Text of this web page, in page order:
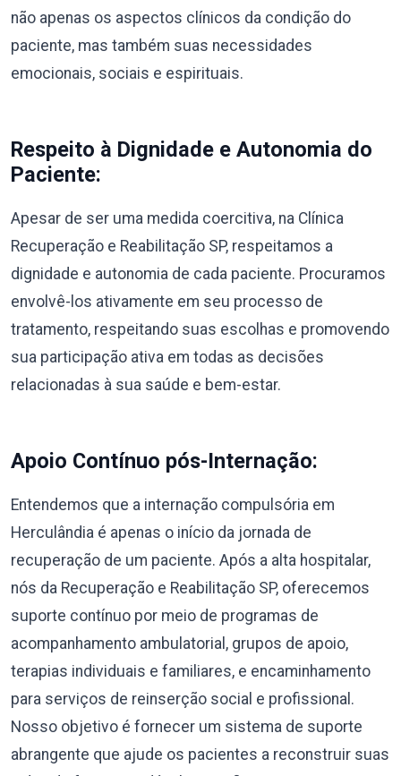
não apenas os aspectos clínicos da condição do
paciente, mas também suas necessidades
emocionais, sociais e espirituais.
Respeito à Dignidade e Autonomia do
Paciente:
Apesar de ser uma medida coercitiva, na Clínica
Recuperação e Reabilitação SP, respeitamos a
dignidade e autonomia de cada paciente. Procuramos
envolvê-los ativamente em seu processo de
tratamento, respeitando suas escolhas e promovendo
sua participação ativa em todas as decisões
relacionadas à sua saúde e bem-estar.
Apoio Contínuo pós-Internação:
Entendemos que a internação compulsória em
Herculândia é apenas o início da jornada de
recuperação de um paciente. Após a alta hospitalar,
nós da Recuperação e Reabilitação SP, oferecemos
suporte contínuo por meio de programas de
acompanhamento ambulatorial, grupos de apoio,
terapias individuais e familiares, e encaminhamento
para serviços de reinserção social e profissional.
Nosso objetivo é fornecer um sistema de suporte
abrangente que ajude os pacientes a reconstruir suas